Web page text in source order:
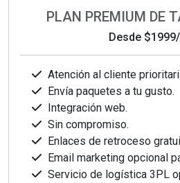
PLAN PREMIUM DE
Desde$1999
Atención al cliente
Envía paquetes a tu gusto.
Integración web.
Sin compromiso.
Enlaces de retroceso
Email marketing opcional
Servicio de logística 3PL